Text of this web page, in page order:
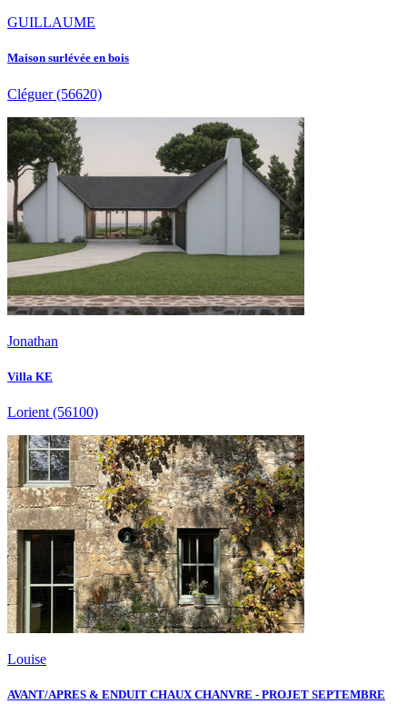
GUILLAUME
Maison surlévée en bois
Cléguer(56620)
Jonathan
Villa KE
Lorient (56100)
Louise
AVANT/APRES & ENDUIT CHAUX CHANVRE - PROJET SEPTEMBRE